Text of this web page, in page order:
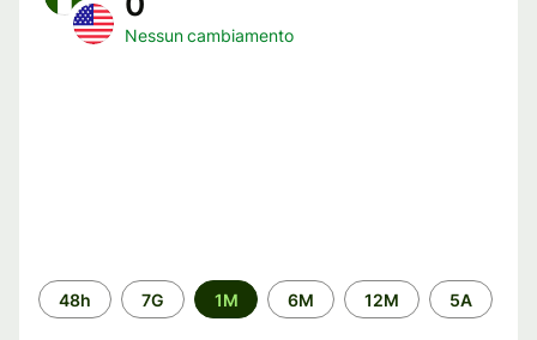
Nessun cambiamento
Periodo
di
48h 7G 1M 6M 12M 5A